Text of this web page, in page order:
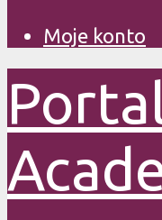
Moje konto